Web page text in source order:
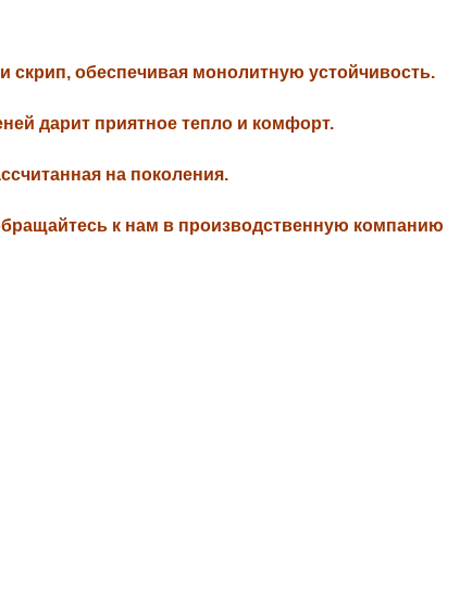
обеспечивая монолитную устойчивость.
дарит приятное тепло и комфорт.
на поколения.
к нам в производственную компанию